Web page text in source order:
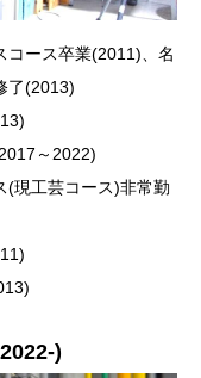
ース卒業(2011)、名
了(2013)
～2022)
(現工芸コース)非常勤
)